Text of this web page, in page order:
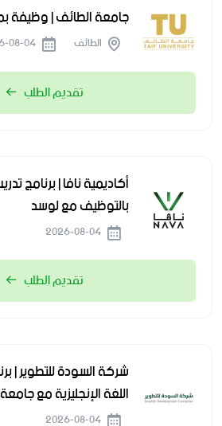
جامعة الطائف | وظيفة
الطائف
تقديم الطلب
أكاديمية نافا | برنامج
بالتوظيف مع لوسد
تقديم الطلب
شركة السودة للتطوير |
اللغة الإنجليزية مع